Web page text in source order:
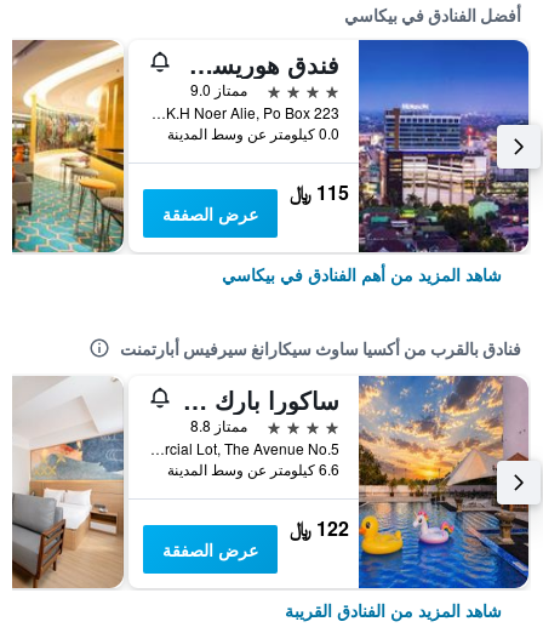
أفضل الفنادق في بيكاسي
فندق هوريسون ألتيما بيكاسي
4 نجوم
ممتاز 9.0
Jl. K.H Noer Alie, Po Box 223, بيكاسي, إندونيسيا
0.0 كيلومتر عن وسط المدينة
115 ﷼
عرض الصفقة
شاهد المزيد من أهم الفنادق في بيكاسي
فنادق بالقرب من أكسيا ساوث سيكارانغ سيرفيس أبارتمنت
ساكورا بارك هوتل آند ريزيدانس
4 نجوم
ممتاز 8.8
Commercial Lot, The Avenue No.5, بيكاسي, إندونيسيا
6.6 كيلومتر عن وسط المدينة
122 ﷼
عرض الصفقة
شاهد المزيد من الفنادق القريبة